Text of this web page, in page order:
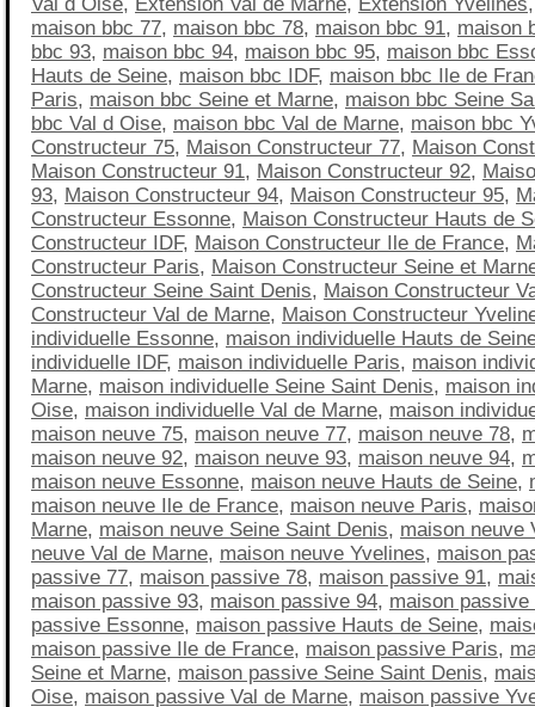
maison bbc 77, maison bbc 78, maison bbc 91, maison
bbc 93, maison bbc 94, maison bbc 95, maison bbc
Hauts de Seine, maison bbc IDF, maison bbc Ile de
Paris, maison bbc Seine et Marne, maison bbc Seine
bbc Val d Oise, maison bbc Val de Marne, maison bbc
Constructeur 75, Maison Constructeur 77, Maison
Maison Constructeur 91, Maison Constructeur 92,
93, Maison Constructeur 94, Maison Constructeur 95,
Constructeur Essonne, Maison Constructeur Hauts de
Constructeur IDF, Maison Constructeur Ile de France,
Constructeur Paris, Maison Constructeur Seine et
Constructeur Seine Saint Denis, Maison Constructeur
Constructeur Val de Marne, Maison Constructeur
individuelle Essonne, maison individuelle Hauts de
individuelle IDF, maison individuelle Paris, maison
Marne, maison individuelle Seine Saint Denis, maison
Oise, maison individuelle Val de Marne, maison
maison neuve 75, maison neuve 77, maison neuve 78,
maison neuve 92, maison neuve 93, maison neuve 94,
maison neuve Essonne, maison neuve Hauts de Seine,
maison neuve Ile de France, maison neuve Paris,
Marne, maison neuve Seine Saint Denis, maison neuve
neuve Val de Marne, maison neuve Yvelines, maison
passive 77, maison passive 78, maison passive 91,
maison passive 93, maison passive 94, maison passive
passive Essonne, maison passive Hauts de Seine,
maison passive Ile de France, maison passive Paris,
Seine et Marne, maison passive Seine Saint Denis,
Oise, maison passive Val de Marne, maison passive